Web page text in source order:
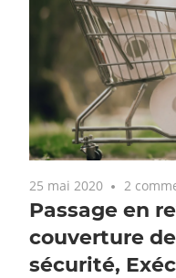
25 mai 2020 2
Passage en
couverture
sécurité,